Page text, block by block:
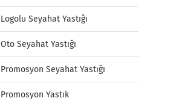
Logolu Seyahat Yastığı
Oto Seyahat Yastığı
Promosyon Seyahat Yastığı
Promosyon Yastık